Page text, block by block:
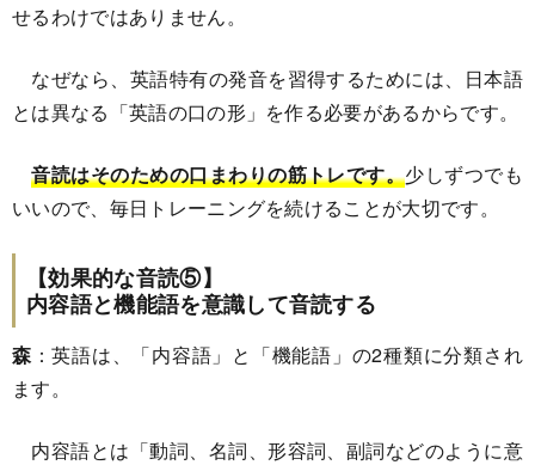
せるわけではありません。
なぜなら、英語特有の発音を習得するためには、日本語
とは異なる「英語の口の形」を作る必要があるからです。
音読はそのための口まわりの筋トレです。少しずつでも
いいので、毎日トレーニングを続けることが大切です。
【効果的な音読⑤】
内容語と機能語を意識して音読する
森：英語は、「内容語」と「機能語」の2種類に分類され
ます。
内容語とは「動詞、名詞、形容詞、副詞などのように意